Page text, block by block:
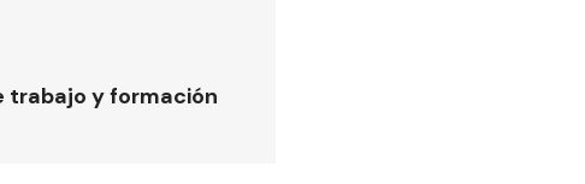
trabajo y formación